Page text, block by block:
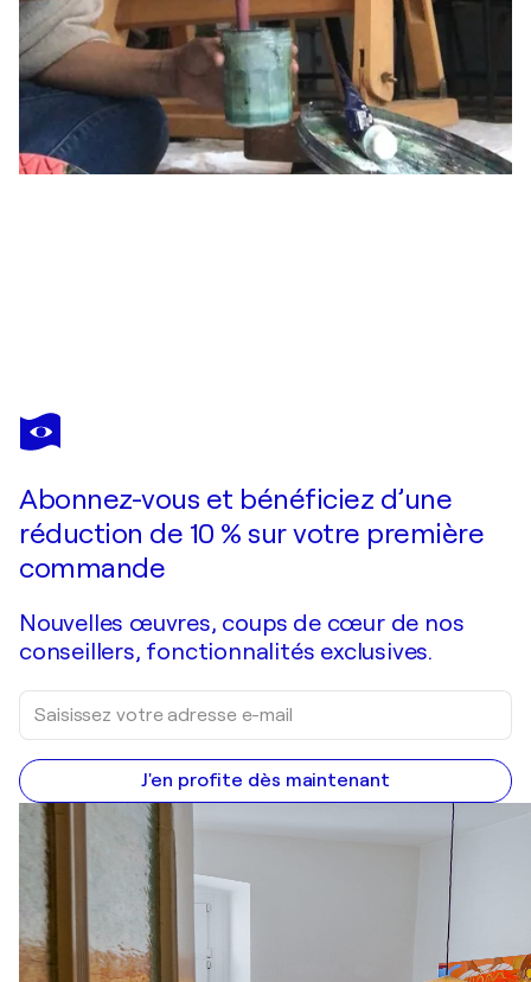
LABB
MISTRAL SKY
Abonnez-vous et bénéficiez d’une
réduction de 10 % sur votre première
commande
Nouvelles œuvres, coups de cœur de nos
conseillers, fonctionnalités exclusives.
J'en profite dès maintenant